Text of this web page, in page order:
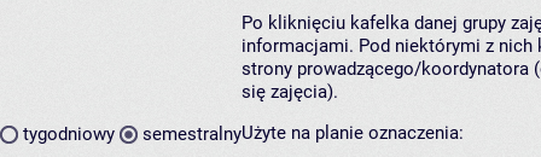
tygodniowy semestralny
Po kliknięciu kafelka danej grupy
informacjami. Pod niektórymi z nich
strony prowadzącego/koordynatora
się zajęcia).
Użyte na planie oznaczenia: